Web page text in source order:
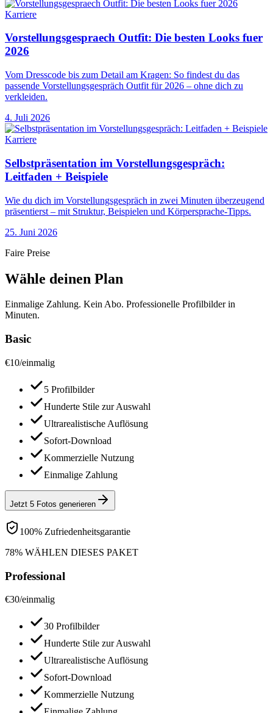
Karriere
Vorstellungsgespraech Outfit: Die besten Looks fuer
2026
Vom Dresscode bis zum Detail am Kragen: So findest du das
passende Vorstellungsgespräch Outfit für 2026 – ohne dich zu
verkleiden.
4. Juli 2026
Karriere
Selbstpräsentation im Vorstellungsgespräch:
Leitfaden + Beispiele
Wie du dich im Vorstellungsgespräch in zwei Minuten überzeugend
präsentierst – mit Struktur, Beispielen und Körpersprache-Tipps.
25. Juni 2026
Faire Preise
Wähle deinen Plan
Einmalige Zahlung. Kein Abo. Professionelle Profilbilder in
Minuten.
Basic
€10/einmalig
5 Profilbilder
Hunderte Stile zur Auswahl
Ultrarealistische Auflösung
Sofort-Download
Kommerzielle Nutzung
Einmalige Zahlung
Jetzt 5 Fotos generieren
100% Zufriedenheitsgarantie
78% WÄHLEN DIESES PAKET
Professional
€30/einmalig
30 Profilbilder
Hunderte Stile zur Auswahl
Ultrarealistische Auflösung
Sofort-Download
Kommerzielle Nutzung